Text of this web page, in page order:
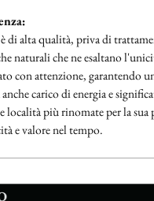
di alta qualità, priva di
naturali che ne esaltano
con attenzione, garantendo
carico di energia e
località più rinomate per la
e valore nel tempo.